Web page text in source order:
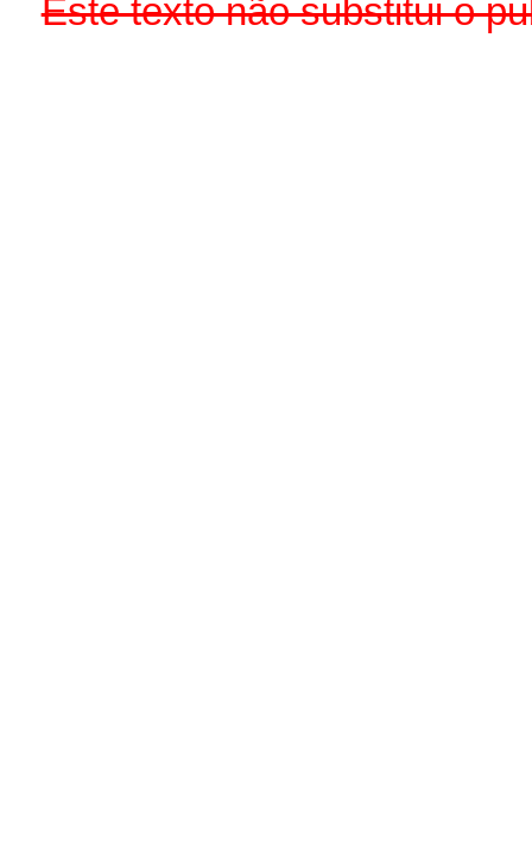
Este texto não substitui o